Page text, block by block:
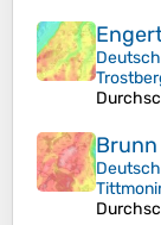
Brunn